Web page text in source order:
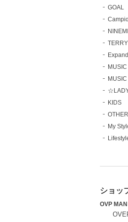
GOAL
Expand
MUSIC
KIDS
My
ショッ
OVP MAN